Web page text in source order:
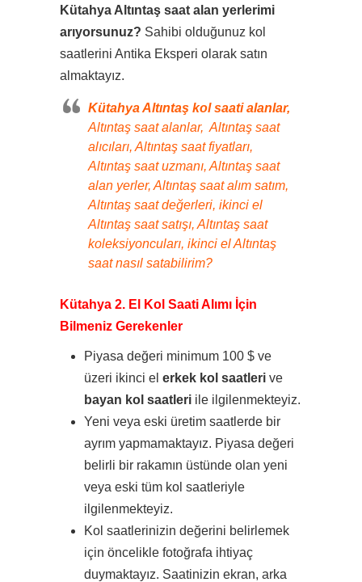
Kütahya Altıntaş saat alan yerlerimi
arıyorsunuz? Sahibi olduğunuz kol
saatlerini Antika Eksperi olarak satın
almaktayız.
Kütahya Altıntaş kol saati alanlar,
Altıntaş saat alanlar, Altıntaş saat
alıcıları, Altıntaş saat fiyatları,
Altıntaş saat uzmanı, Altıntaş saat
alan yerler, Altıntaş saat alım satım,
Altıntaş saat değerleri, ikinci el
Altıntaş saat satışı, Altıntaş saat
koleksiyoncuları, ikinci el Altıntaş
saat nasıl satabilirim?
Kütahya 2. El Kol Saati Alımı İçin
Bilmeniz Gerekenler
Piyasa değeri minimum 100 $ ve
üzeri ikinci el erkek kol saatleri ve
bayan kol saatleri ile ilgilenmekteyiz.
Yeni veya eski üretim saatlerde bir
ayrım yapmamaktayız. Piyasa değeri
belirli bir rakamın üstünde olan yeni
veya eski tüm kol saatleriyle
ilgilenmekteyiz.
Kol saatlerinizin değerini belirlemek
için öncelikle fotoğrafa ihtiyaç
duymaktayız. Saatinizin ekran, arka